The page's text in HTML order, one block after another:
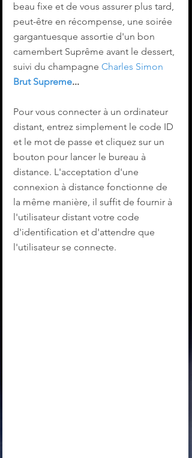
beau fixe et de vous assurer plus tard,
peut-être en récompense, une soirée
gargantuesque assortie d'un bon
camembert Suprême avant le dessert,
suivi du champagne Charles Simon
Brut Supreme...
Pour vous connecter à un ordinateur
distant, entrez simplement le code ID
et le mot de passe et cliquez sur un
bouton pour lancer le bureau à
distance. L'acceptation d'une
connexion à distance fonctionne de
la même manière, il suffit de fournir à
l'utilisateur distant votre code
d'identification et d'attendre que
l'utilisateur se connecte.